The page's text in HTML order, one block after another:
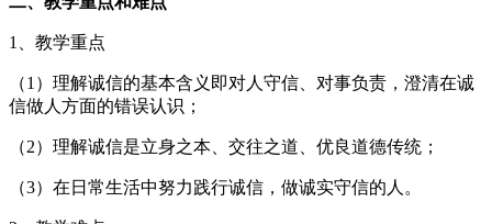
1、教学重点
（1）理解诚信的基本含义即对人守信、对事负责，澄清在诚
信做人方面的错误认识；
（2）理解诚信是立身之本、交往之道、优良道德传统；
（3）在日常生活中努力践行诚信，做诚实守信的人。